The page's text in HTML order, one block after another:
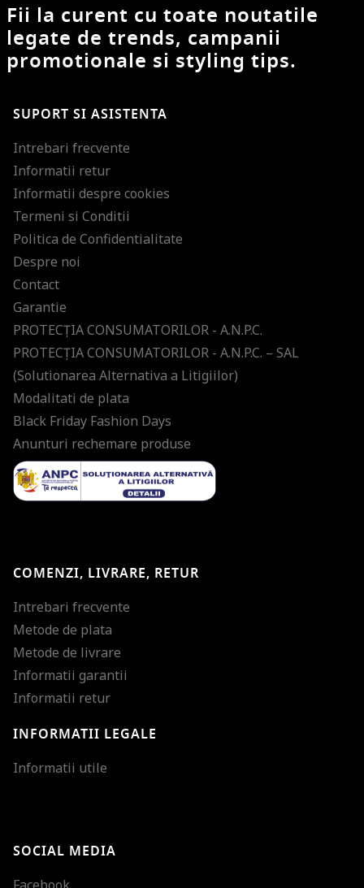
Fii la curent cu toate noutatile
legate de trends, campanii
promotionale si styling tips.
SUPORT SI ASISTENTA
Intrebari frecvente
Informatii retur
Informatii despre cookies
Termeni si Conditii
Politica de Confidentialitate
Despre noi
Contact
Garantie
PROTECŢIA CONSUMATORILOR - A.N.P.C.
PROTECŢIA CONSUMATORILOR - A.N.P.C. – SAL
(Solutionarea Alternativa a Litigiilor)
Modalitati de plata
Black Friday Fashion Days
Anunturi rechemare produse
COMENZI, LIVRARE, RETUR
Intrebari frecvente
Metode de plata
Metode de livrare
Informatii garantii
Informatii retur
INFORMATII LEGALE
Informatii utile
SOCIAL MEDIA